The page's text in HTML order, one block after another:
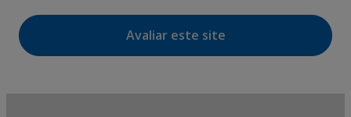
Avaliar este site